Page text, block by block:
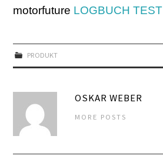
motorfuture LOGBUCH TEST
PRODUKT
OSKAR WEBER
MORE POSTS